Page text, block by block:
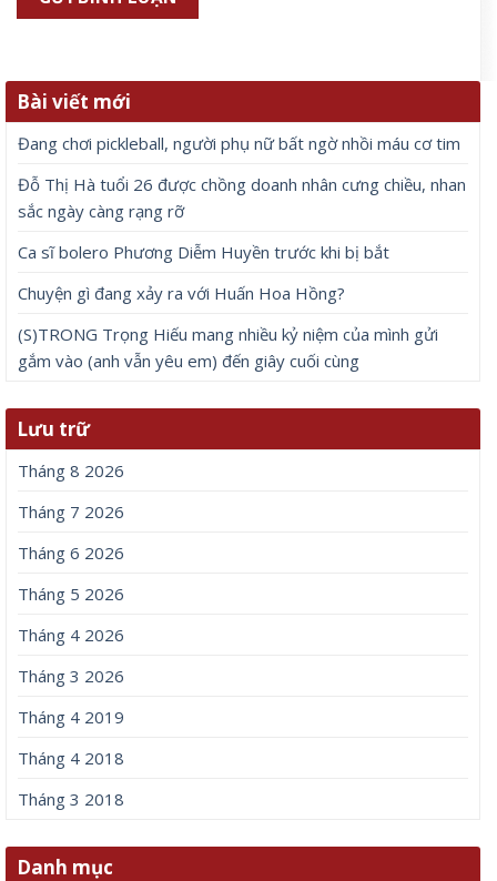
Bài viết mới
Đang chơi pickleball, người phụ nữ bất ngờ nhồi máu cơ tim
Đỗ Thị Hà tuổi 26 được chồng doanh nhân cưng chiều, nhan
sắc ngày càng rạng rỡ
Ca sĩ bolero Phương Diễm Huyền trước khi bị bắt
Chuyện gì đang xảy ra với Huấn Hoa Hồng?
(S)TRONG Trọng Hiếu mang nhiều kỷ niệm của mình gửi
gắm vào (anh vẫn yêu em) đến giây cuối cùng
Lưu trữ
Tháng 8 2026
Tháng 7 2026
Tháng 6 2026
Tháng 5 2026
Tháng 4 2026
Tháng 3 2026
Tháng 4 2019
Tháng 4 2018
Tháng 3 2018
Danh mục